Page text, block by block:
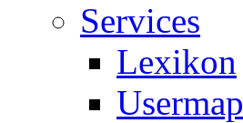
Services
Lexikon
Usermap